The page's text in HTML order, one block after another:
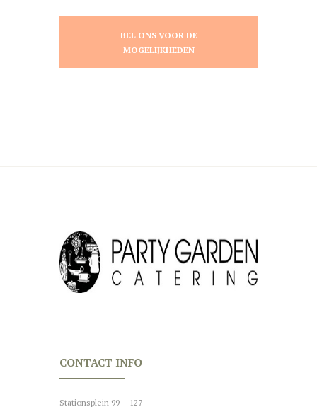
BEL ONS VOOR DE
MOGELIJKHEDEN
CONTACT INFO
Stationsplein 99 – 127